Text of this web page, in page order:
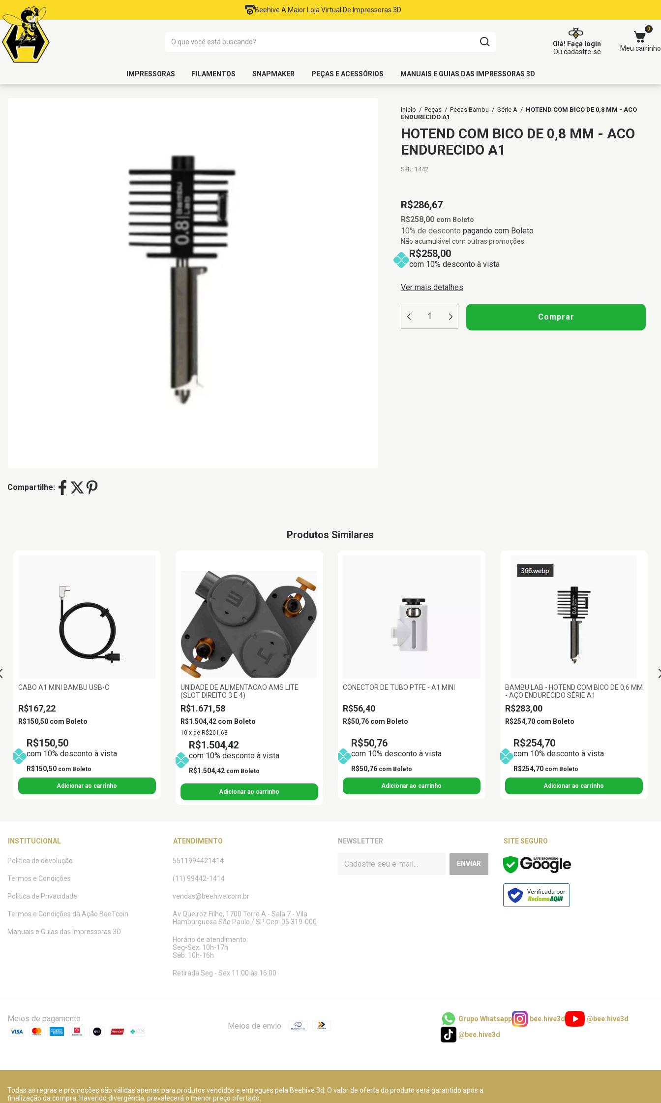
Beehive A Maior Loja Virtual De Impressoras 3D
Olá! Faça login
Ou cadastre-se
0
Meu carrinho
IMPRESSORAS FILAMENTOS SNAPMAKER PEÇAS E ACESSÓRIOS MANUAIS E GUIAS DAS IMPRESSORAS 3D
Início / Peças / Peças Bambu / Série A / HOTEND COM BICO DE 0,8 MM - ACO
ENDURECIDO A1
HOTEND COM BICO DE 0,8 MM - ACO
ENDURECIDO A1
SKU: 1442
R$286,67
R$258,00 com Boleto
10% de desconto pagando com Boleto
Não acumulável com outras promoções
R$258,00
com 10% desconto à vista
Ver mais detalhes
Compartilhe:
Produtos Similares
CABO A1 MINI BAMBU USB-C
R$167,22
R$150,50 com Boleto
R$150,50
com 10% desconto à vista
R$150,50 com Boleto
UNIDADE DE ALIMENTACAO AMS LITE
(SLOT DIREITO 3 E 4)
R$1.671,58
R$1.504,42 com Boleto
10 x de R$201,68
R$1.504,42
com 10% desconto à vista
R$1.504,42 com Boleto
CONECTOR DE TUBO PTFE - A1 MINI
R$56,40
R$50,76 com Boleto
R$50,76
com 10% desconto à vista
R$50,76 com Boleto
BAMBU LAB - HOTEND COM BICO DE 0,6 MM
- AÇO ENDURECIDO SÉRIE A1
R$283,00
R$254,70 com Boleto
R$254,70
com 10% desconto à vista
R$254,70 com Boleto
INSTITUCIONAL
Política de devolução
Termos e Condições
Política de Privacidade
Termos e Condições da Ação BeeTcoin
Manuais e Guias das Impressoras 3D
ATENDIMENTO
5511994421414
(11) 99442-1414
vendas@beehive.com.br
Av Queiroz Filho, 1700 Torre A - Sala 7 - Vila
Hamburguesa São Paulo / SP Cep: 05.319-000
Horário de atendimento:
Seg-Sex: 10h-17h
Sáb: 10h-16h
Retirada Seg - Sex 11:00 às 16:00
NEWSLETTER SITE SEGURO
Verificada por
Meios de pagamento
Meios de envio
Grupo Whatsapp bee.hive3d
@bee.hive3d
@bee.hive3d
Todas as regras e promoções são válidas apenas para produtos vendidos e entregues pela Beehive 3d. O valor de oferta do produto será garantido após a
finalização da compra. Havendo divergência, prevalecerá o menor preço ofertado.